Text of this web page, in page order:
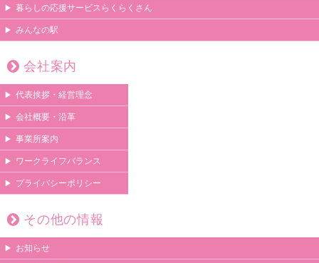
暮らしの応援サービスらくらくさん
みんなの駅
会社案内
代表挨拶・経営理念
会社概要・沿革
事業所案内
ワークライフバランス
プライバシーポリシー
その他の情報
お知らせ